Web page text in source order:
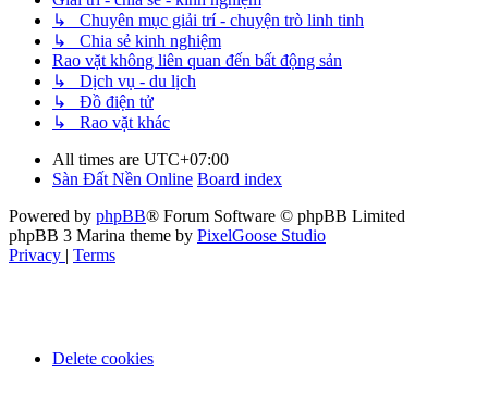
↳ Chuyên mục giải trí - chuyện trò linh tinh
↳ Chia sẻ kinh nghiệm
Rao vặt không liên quan đến bất động sản
↳ Dịch vụ - du lịch
↳ Đồ điện tử
↳ Rao vặt khác
All times are UTC+07:00
Sàn Đất Nền Online Board index
Powered by phpBB® Forum Software © phpBB Limited
phpBB 3 Marina theme by PixelGoose Studio
Privacy | Terms
Delete cookies